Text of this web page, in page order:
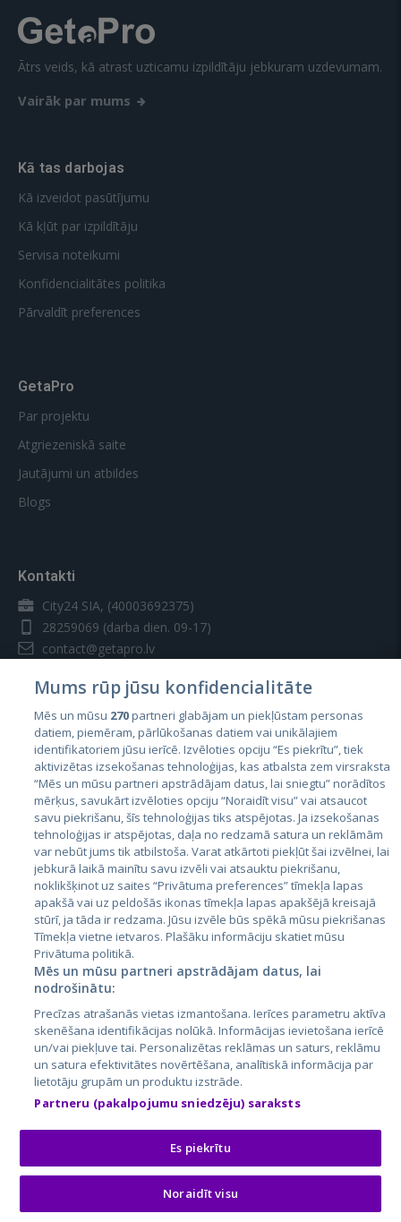
Ātrs veids, kā atrast uzticamu izpildītāju jebkuram uzdevumam.
Vairāk par mums
Kā tas darbojas
Kā izveidot pasūtījumu
Kā kļūt par izpildītāju
Servisa noteikumi
Konfidencialitātes politika
Pārvaldīt preferences
GetaPro
Par projektu
Atgriezeniskā saite
Jautājumi un atbildes
Blogs
Kontakti
City24 SIA, (40003692375)
28259069 (darba dien. 09-17)
contact@getapro.lv
Valstis
Igaunija
Latvija
Lietuva
City24.lv
City24.ee
GetaPro.lv
GetaPro.ee
Skelbiu.lt
Autoplius.lt
Aruodas.lt
CVbankas.lt
Kainos.lt
Paslaugos.lt
auto24.ee
Osta.ee
KuldneBörs.ee
Mums rūp jūsu konfidencialitāte
Mēs un mūsu 270partneri glabājam un piekļūstam personas
datiem, piemēram, pārlūkošanas datiem vai unikālajiem
identifikatoriem jūsu ierīcē. Izvēloties opciju “Es piekrītu”, tiek
aktivizētas izsekošanas tehnoloģijas, kas atbalsta zem virsraksta
“Mēs un mūsu partneri apstrādājam datus, lai sniegtu” norādītos
mērķus, savukārt izvēloties opciju “Noraidīt visu” vai atsaucot
savu piekrišanu, šīs tehnoloģijas tiks atspējotas. Ja izsekošanas
tehnoloģijas ir atspējotas, daļa no redzamā satura un reklāmām
var nebūt jums tik atbilstoša. Varat atkārtoti piekļūt šai izvēlnei, lai
jebkurā laikā mainītu savu izvēli vai atsauktu piekrišanu,
noklikšķinot uz saites “Privātuma preferences” tīmekļa lapas
apakšā vai uz peldošās ikonas tīmekļa lapas apakšējā kreisajā
stūrī, ja tāda ir redzama. Jūsu izvēle būs spēkā mūsu piekrišanas
Tīmekļa vietne ietvaros. Plašāku informāciju skatiet mūsu
Privātuma politikā.
Mēs un mūsu partneri apstrādājam datus, lai
nodrošinātu:
Precīzas atrašanās vietas izmantošana. Ierīces parametru aktīva
skenēšana identifikācijas nolūkā. Informācijas ievietošana ierīcē
un/vai piekļuve tai. Personalizētas reklāmas un saturs, reklāmu
un satura efektivitātes novērtēšana, analītiskā informācija par
lietotāju grupām un produktu izstrāde.
Partneru (pakalpojumu sniedzēju) saraksts
Es piekrītu
Noraidīt visu